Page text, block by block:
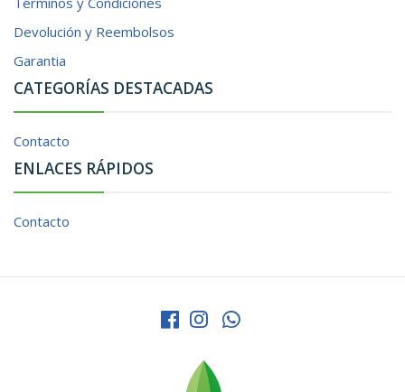
Devolución y Reembolsos
Garantia
CATEGORÍAS DESTACADAS
Contacto
ENLACES RÁPIDOS
Contacto